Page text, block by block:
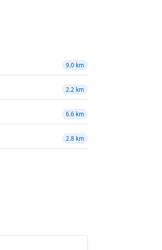
9.0 km
2.2 km
6.6 km
2.8 km